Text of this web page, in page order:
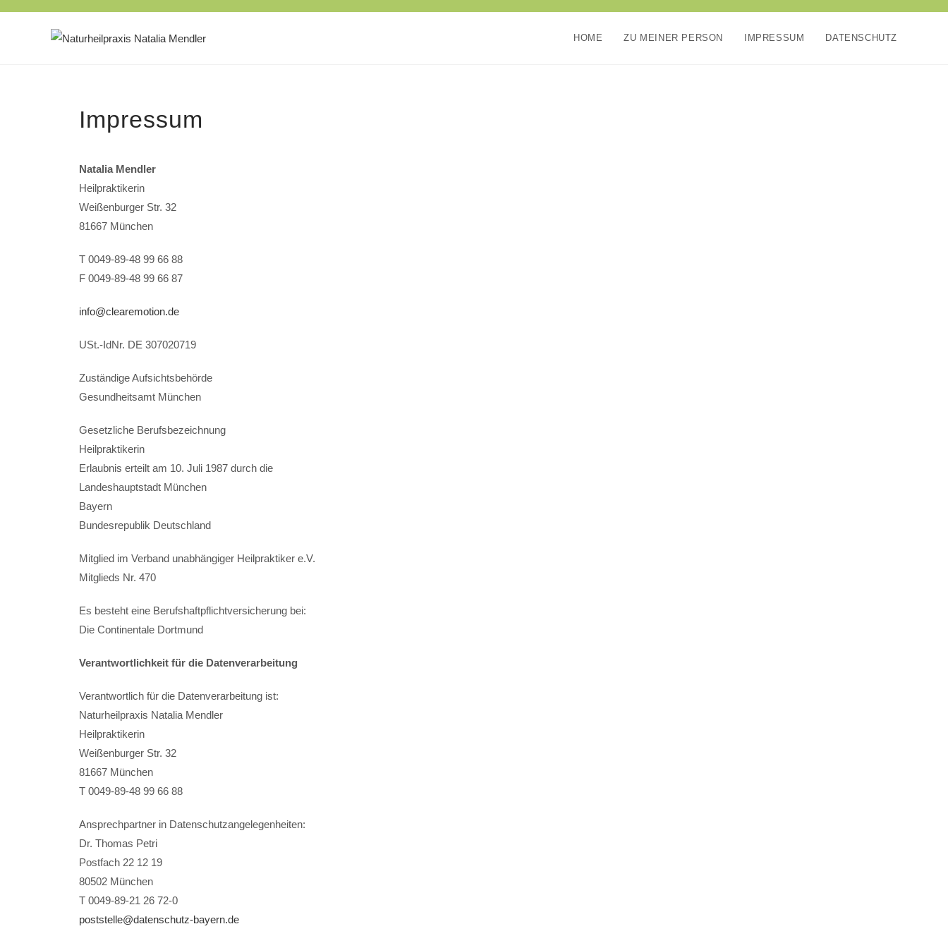
HOME ZU MEINER PERSON IMPRESSUM DATENSCHUTZ
Impressum
Natalia Mendler
Heilpraktikerin
Weißenburger Str. 32
81667 München
T 0049-89-48 99 66 88
F 0049-89-48 99 66 87
info@clearemotion.de
USt.-IdNr. DE 307020719
Zuständige Aufsichtsbehörde
Gesundheitsamt München
Gesetzliche Berufsbezeichnung
Heilpraktikerin
Erlaubnis erteilt am 10. Juli 1987 durch die
Landeshauptstadt München
Bayern
Bundesrepublik Deutschland
Mitglied im Verband unabhängiger Heilpraktiker e.V.
Mitglieds Nr. 470
Es besteht eine Berufshaftpflichtversicherung bei:
Die Continentale Dortmund
Verantwortlichkeit für die Datenverarbeitung
Verantwortlich für die Datenverarbeitung ist:
Naturheilpraxis Natalia Mendler
Heilpraktikerin
Weißenburger Str. 32
81667 München
T 0049-89-48 99 66 88
Ansprechpartner in Datenschutzangelegenheiten:
Dr. Thomas Petri
Postfach 22 12 19
80502 München
T 0049-89-21 26 72-0
poststelle@datenschutz-bayern.de